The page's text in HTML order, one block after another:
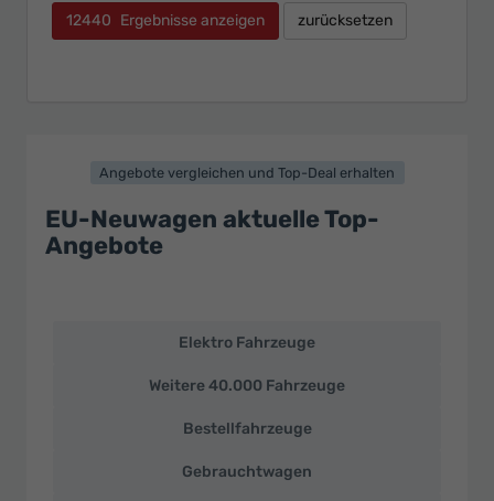
12440 Ergebnisse anzeigen zurücksetzen
Angebote vergleichen und Top-Deal erhalten
EU-Neuwagen aktuelle Top-
Angebote
Neuwagen
Elektro Fahrzeuge
Weitere 40.000 Fahrzeuge
Bestellfahrzeuge
Gebrauchtwagen